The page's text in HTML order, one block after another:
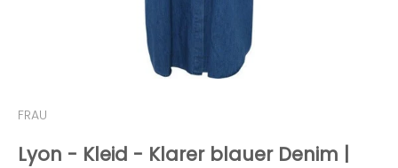
FRAU
Lyon - Kleid - Klarer blauer Denim |